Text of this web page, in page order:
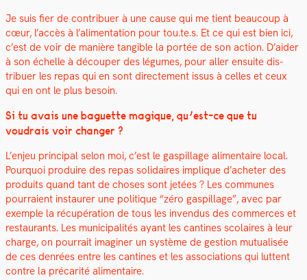
Je suis fier de con­tribuer à une cause qui me tient beau­coup à
cœur, l’ac­cès à l’al­i­men­ta­tion pour tou.te.s. Et ce qui est bien ici,
c’est de voir de manière tan­gi­ble la portée de son action. D’aider
à son échelle à découper des légumes, pour aller ensuite dis­
tribuer les repas qui en sont directe­ment issus à celles et ceux
qui en ont le plus besoin.
Si tu avais une baguette mag­ique, qu’est-ce que tu
voudrais voir chang­er ?
L’en­jeu prin­ci­pal selon moi, c’est le gaspillage ali­men­taire local.
Pourquoi pro­duire des repas sol­idaires implique d’acheter des
pro­duits quand tant de choses sont jetées ? Les com­munes
pour­raient instau­r­er une poli­tique “zéro gaspillage”, avec par
exem­ple la récupéra­tion de tous les inven­dus des com­merces et
restau­rants. Les munic­i­pal­ités ayant les can­tines sco­laires à leur
charge, on pour­rait imag­in­er un sys­tème de ges­tion mutu­al­isée
de ces den­rées entre les can­tines et les asso­ci­a­tions qui lut­tent
con­tre la pré­car­ité ali­men­taire.